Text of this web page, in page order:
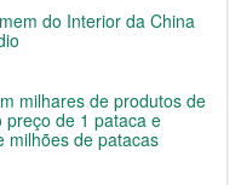
do Interior da China
milhares de produtos de
preço de 1 pataca e
milhões de patacas